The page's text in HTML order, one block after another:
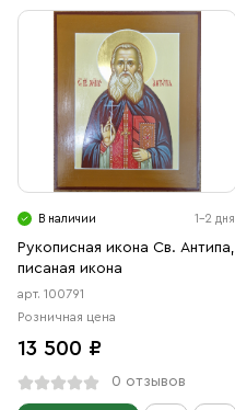
В наличии 1-2 дня
Рукописная икона Св. Антипа,
писаная икона
арт. 100791
Розничная цена
13 500 ₽
0 отзывов